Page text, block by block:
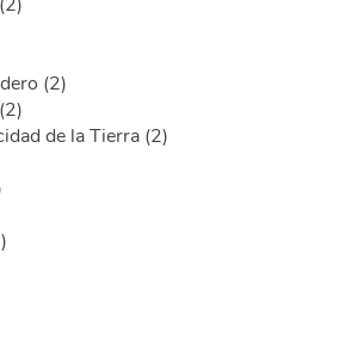
(2)
de la Tierra (2)